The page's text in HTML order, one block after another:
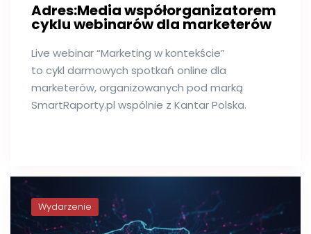
Adres:Media współorganizatorem
cyklu webinarów dla marketerów
Live webinar “Marketing w kontekście”
to cykl darmowych spotkań online dla
marketerów, organizowanych pod marką
SmartRaporty.pl wspólnie z Kantar Polska.
Wydarzenie